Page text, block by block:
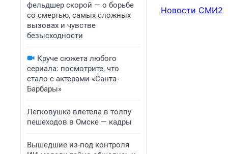
фельдшер скорой — о борьбе
со смертью, самых сложных
вызовах и чувстве
безысходности
Круче сюжета любого
сериала: посмотрите, что
стало с актерами «Санта-
Барбары»
Легковушка влетела в толпу
пешеходов в Омске — кадры
Вышедшие из-под контроля
Новости СМИ2